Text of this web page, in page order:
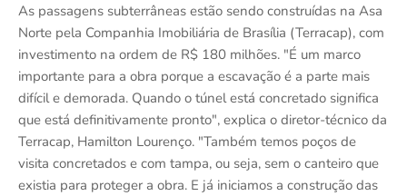
As passagens subterrâneas estão sendo construídas na Asa
Norte pela Companhia Imobiliária de Brasília (Terracap), com
investimento na ordem de R$ 180 milhões. "É um marco
importante para a obra porque a escavação é a parte mais
difícil e demorada. Quando o túnel está concretado significa
que está definitivamente pronto", explica o diretor-técnico da
Terracap, Hamilton Lourenço. "Também temos poços de
visita concretados e com tampa, ou seja, sem o canteiro que
existia para proteger a obra. E já iniciamos a construção das